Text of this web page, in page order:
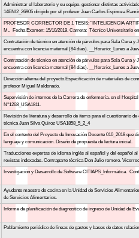
Administrar el laboratorio y su equipo. gestionar distintas
14ENI2_26905 dirigido por el profesor Juan Carlos Espinoza
PROFESOR CORRECTOR DE 1 TESIS: "INTELIGENCIA
M.. Fecha Examen: 15/10/2019. Carrera: Técnico Universitario
Contratación de técnico en atención de párvulos para Sala Cuna
encuentra con licencia maternal (84 días). __Horario:_Lunes a
Contratación de técnico en atención de párvulos para Sala Cuna
encuentra con licencia maternal (84 días). __Horario:_Lunes a
Dirección alterna del proyecto.Especificación de materiales de
profesor Miguel Maldonado.
Supervisión de internos de la Carrera de enfermería. en el
N°1268_USA1811.
Revisión de literatura y desarrollo de ítems para el cuestionario
técnica Juan Silva Quiroz USA1858_5_2_4
En el contexto del Proyecto de Innovación Docente 010_2018
lenguaje y comunicación. Diseño de propuesta de lectura inicial.
Traducciones expertas de idioma inglés al español y del español
revistas indexadas. Contraparte técnica Don Julio romero.
Investigación y Desarrollo de Software CITIAPS_Informática.
Ayudante maestro de cocina en la Unidad de Servicios
de Servicios Alimentarios.
Informe de planificación de diagnostico de ingreso de Unidad de
Poblamiento periódico de líneas de gastos y bases de datos